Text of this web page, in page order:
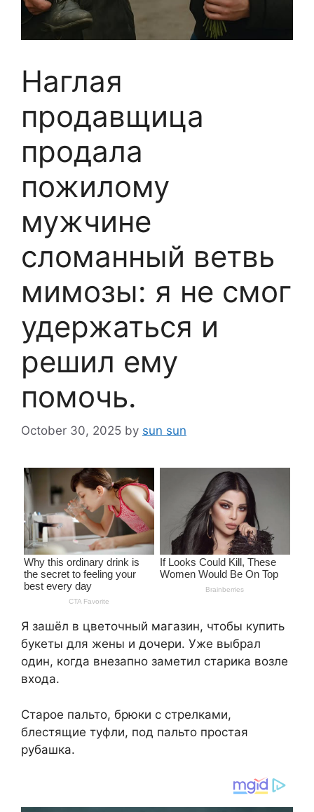
Наглая
продавщица
продала
пожилому
мужчине
сломанный ветвь
мимозы: я не смог
удержаться и
решил ему
помочь.
October 30, 2025 by sun sun
Я зашёл в цветочный магазин, чтобы купить
букеты для жены и дочери. Уже выбрал
один, когда внезапно заметил старика возле
входа.
Старое пальто, брюки с стрелками,
блестящие туфли, под пальто простая
рубашка.